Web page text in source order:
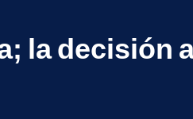
la decisión